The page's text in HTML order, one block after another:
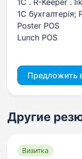
1С . R-Keeper .
1C бухгалтерія;
Poster POS
Lunch POS
Предложить
Другие
Визитка